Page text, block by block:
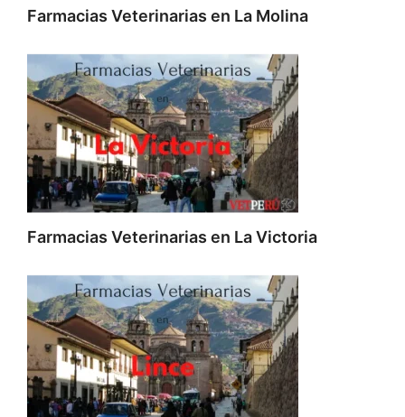
Farmacias Veterinarias en La Molina
Farmacias Veterinarias en La Victoria